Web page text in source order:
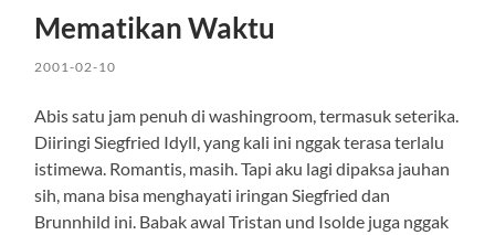
Mematikan Waktu
2001-02-10
Abis satu jam penuh di washingroom, termasuk seterika.
Diiringi Siegfried Idyll, yang kali ini nggak terasa terlalu
istimewa. Romantis, masih. Tapi aku lagi dipaksa jauhan
sih, mana bisa menghayati iringan Siegfried dan
Brunnhild ini. Babak awal Tristan und Isolde juga nggak